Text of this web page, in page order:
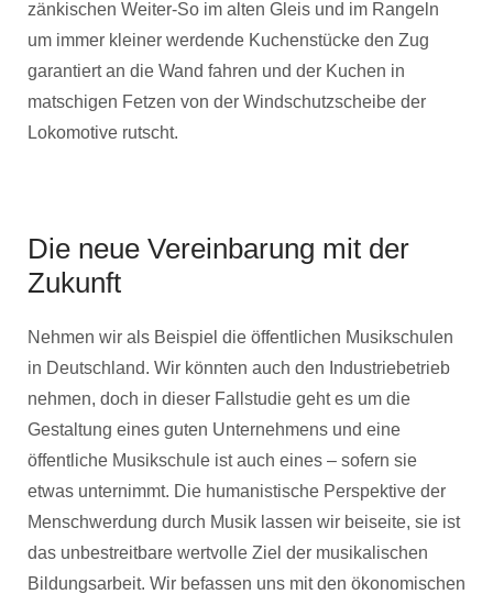
zänkischen Weiter-So im alten Gleis und im Rangeln
um immer kleiner werdende Kuchenstücke den Zug
garantiert an die Wand fahren und der Kuchen in
matschigen Fetzen von der Windschutzscheibe der
Lokomotive rutscht.
Die neue Vereinbarung mit der
Zukunft
Nehmen wir als Beispiel die öffentlichen Musikschulen
in Deutschland. Wir könnten auch den Industriebetrieb
nehmen, doch in dieser Fallstudie geht es um die
Gestaltung eines guten Unternehmens und eine
öffentliche Musikschule ist auch eines – sofern sie
etwas unternimmt. Die humanistische Perspektive der
Menschwerdung durch Musik lassen wir beiseite, sie ist
das unbestreitbare wertvolle Ziel der musikalischen
Bildungsarbeit. Wir befassen uns mit den ökonomischen